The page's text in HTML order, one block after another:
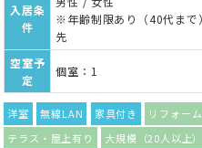
入居条
件
※年齢制限あり（40代まで
先
空室予
定
個室：1
洋室 無線LAN 家具付き リフォー
テラス・屋上有り
大規模（20人以上）